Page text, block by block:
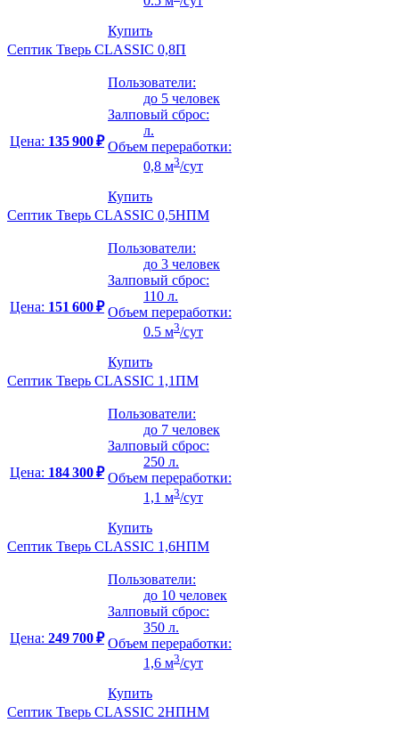
Купить
Септик Тверь CLASSIC 0,8П
Цена: 135 900 ₽
Пользователи:
до 5 человек
Залповый сброс:
л.
Объем переработки:
0,8 м3/сут
Купить
Септик Тверь CLASSIC 0,5НПМ
Цена: 151 600 ₽
Пользователи:
до 3 человек
Залповый сброс:
110 л.
Объем переработки:
0.5 м3/сут
Купить
Септик Тверь CLASSIC 1,1ПМ
Цена: 184 300 ₽
Пользователи:
до 7 человек
Залповый сброс:
250 л.
Объем переработки:
1,1 м3/сут
Купить
Септик Тверь CLASSIC 1,6НПМ
Цена: 249 700 ₽
Пользователи:
до 10 человек
Залповый сброс:
350 л.
Объем переработки:
1,6 м3/сут
Купить
Септик Тверь CLASSIC 2НПНМ